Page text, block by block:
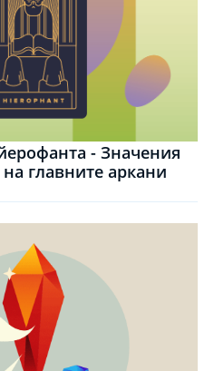
- Значения
главните аркани